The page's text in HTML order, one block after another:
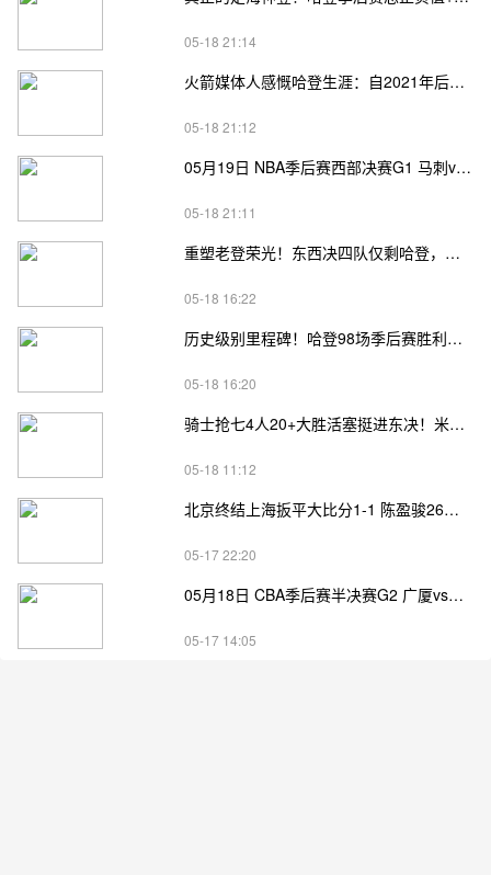
05-18 21:14
火箭媒体人感慨哈登生涯：自2021年后，终于体验躺赢晋级滋味
05-18 21:12
05月19日 NBA季后赛西部决赛G1 马刺vs雷霆直播前瞻分析
05-18 21:11
重塑老登荣光！东西决四队仅剩哈登，高龄坚守续写传奇
05-18 16:22
历史级别里程碑！哈登98场季后赛胜利，追平马龙并列无冠球员历史第一
05-18 16:20
骑士抢七4人20+大胜活塞挺进东决！米切尔26+7 阿伦23分 梅里尔23分 詹金斯17分
05-18 11:12
北京终结上海扳平大比分1-1 陈盈骏26分 杰曼22分 古德温32分
05-17 22:20
05月18日 CBA季后赛半决赛G2 广厦vs深圳直播前瞻分析
05-17 14:05